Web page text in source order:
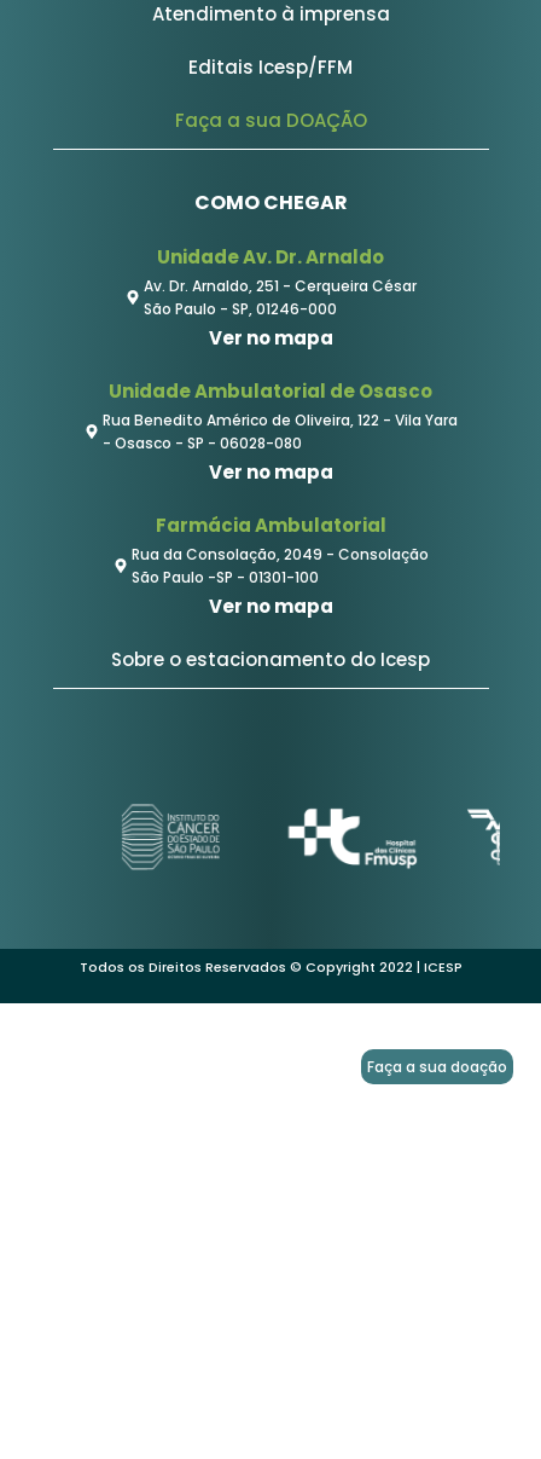
Atendimento à imprensa
Editais Icesp/FFM
Faça a sua DOAÇÃO
COMO CHEGAR
Unidade Av. Dr. Arnaldo
Av. Dr. Arnaldo, 251 - Cerqueira César
São Paulo - SP, 01246-000
Ver no mapa
Unidade Ambulatorial de Osasco
Rua Benedito Américo de Oliveira, 122 - Vila Yara
- Osasco - SP - 06028-080
Ver no mapa
Farmácia Ambulatorial
Rua da Consolação, 2049 - Consolação
São Paulo -SP - 01301-100
Ver no mapa
Sobre o estacionamento do Icesp
Todos os Direitos Reservados © Copyright 2022 | ICESP
Faça a sua doação